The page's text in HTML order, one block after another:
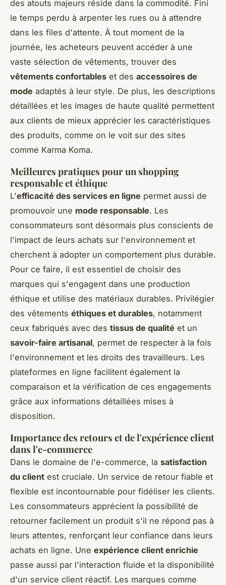
des atouts majeurs réside dans la commodité. Fini
le temps perdu à arpenter les rues ou à attendre
dans les files d'attente. À tout moment de la
journée, les acheteurs peuvent accéder à une
vaste sélection de vêtements, trouver des
vêtements confortables et des accessoires de
mode adaptés à leur style. De plus, les descriptions
détaillées et les images de haute qualité permettent
aux clients de mieux apprécier les caractéristiques
des produits, comme on le voit sur des sites
comme Karma Koma.
Meilleures pratiques pour un shopping
responsable et éthique
L'efficacité des services en ligne permet aussi de
promouvoir une mode responsable. Les
consommateurs sont désormais plus conscients de
l'impact de leurs achats sur l'environnement et
cherchent à adopter un comportement plus durable.
Pour ce faire, il est essentiel de choisir des
marques qui s'engagent dans une production
éthique et utilise des matériaux durables. Privilégier
des vêtements éthiques et durables, notamment
ceux fabriqués avec des tissus de qualité et un
savoir-faire artisanal, permet de respecter à la fois
l'environnement et les droits des travailleurs. Les
plateformes en ligne facilitent également la
comparaison et la vérification de ces engagements
grâce aux informations détaillées mises à
disposition.
Importance des retours et de l'expérience client
dans l'e-commerce
Dans le domaine de l'e-commerce, la satisfaction
du client est cruciale. Un service de retour fiable et
flexible est incontournable pour fidéliser les clients.
Les consommateurs apprécient la possibilité de
retourner facilement un produit s'il ne répond pas à
leurs attentes, renforçant leur confiance dans leurs
achats en ligne. Une expérience client enrichie
passe aussi par l'interaction fluide et la disponibilité
d'un service client réactif. Les marques comme